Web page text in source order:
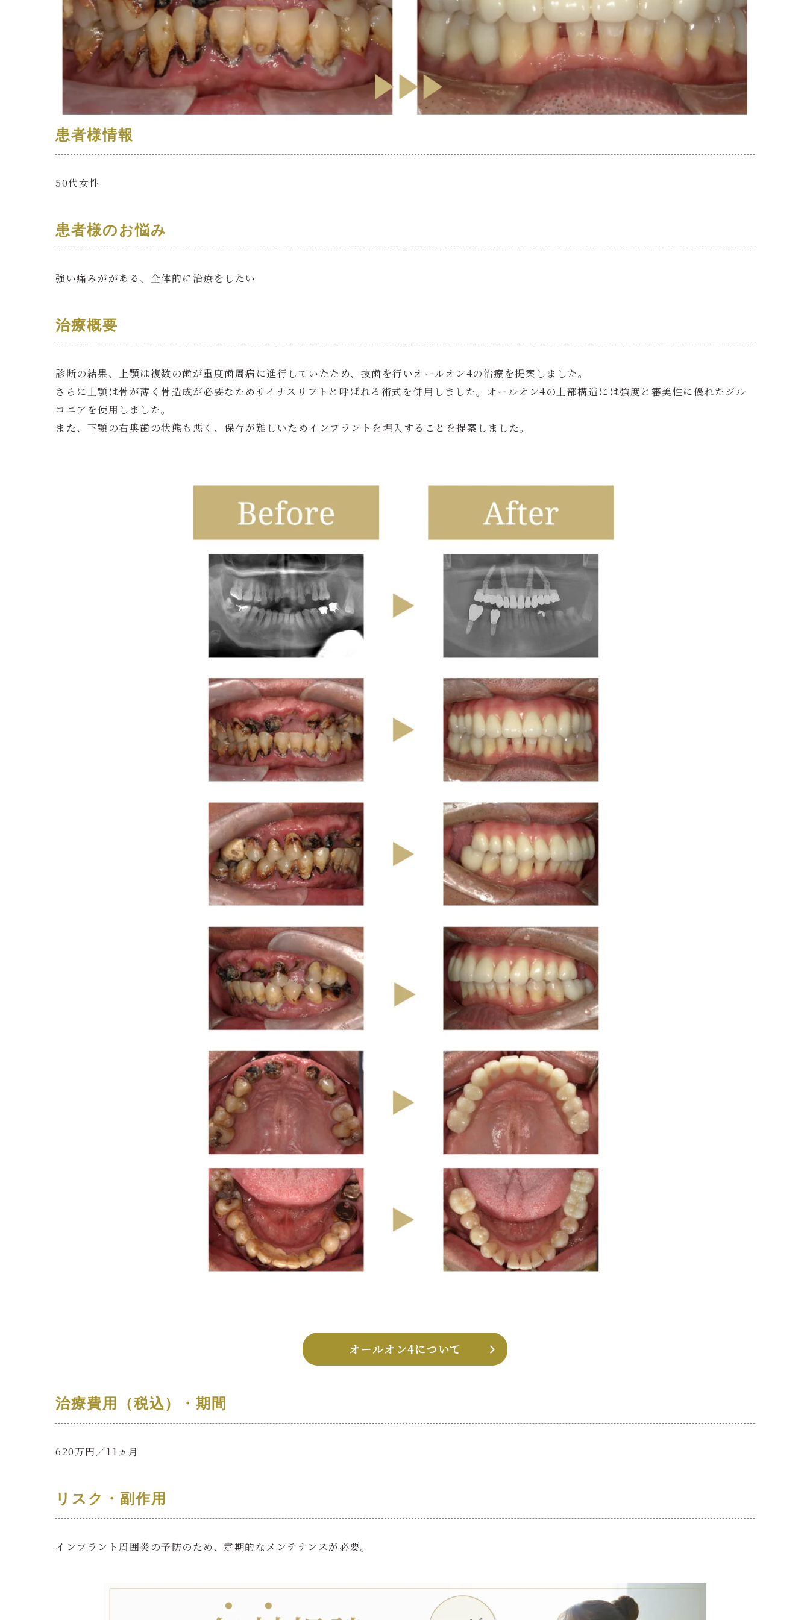
患者様情報
50代女性
患者様のお悩み
強い痛みががある、全体的に治療をしたい
治療概要
診断の結果、上顎は複数の歯が重度歯周病に進行していたため、抜歯を行いオールオン4の治療を提案しました。
さらに上顎は骨が薄く骨造成が必要なためサイナスリフトと呼ばれる術式を併用しました。オールオン4の上部構造には強度と審美性に優れたジル
コニアを使用しました。
また、下顎の右奥歯の状態も悪く、保存が難しいためインプラントを埋入することを提案しました。
オールオン4について
治療費用（税込）・期間
620万円／11ヵ月
リスク・副作用
インプラント周囲炎の予防のため、定期的なメンテナンスが必要。